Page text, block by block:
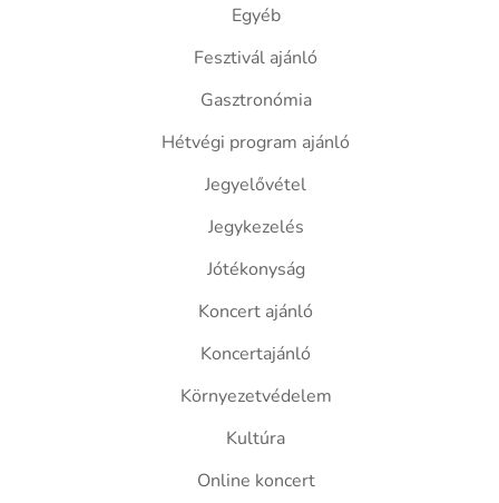
Egyéb
Fesztivál ajánló
Gasztronómia
Hétvégi program ajánló
Jegyelővétel
Jegykezelés
Jótékonyság
Koncert ajánló
Koncertajánló
Környezetvédelem
Kultúra
Online koncert